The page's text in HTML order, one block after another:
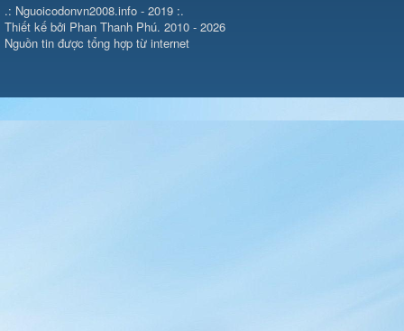
.: Nguoicodonvn2008.info - 2019 :.
Thiết kế bởi Phan Thanh Phú. 2010 - 2026
Nguồn tin được tổng hợp từ internet